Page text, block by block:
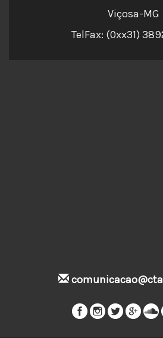
Viçosa-MG
TelFax: (0xx31)